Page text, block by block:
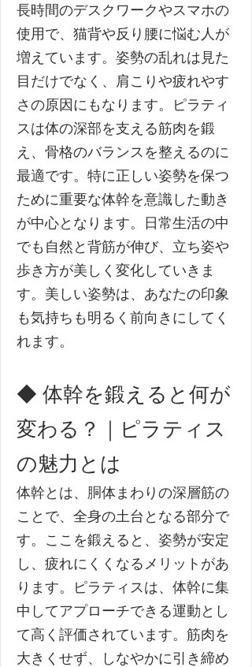
長時間のデスクワークやスマホの
使用で、猫背や反り腰に悩む人が
増えています。姿勢の乱れは見た
目だけでなく、肩こりや疲れやす
さの原因にもなります。ピラティ
スは体の深部を支える筋肉を鍛
え、骨格のバランスを整えるのに
最適です。特に正しい姿勢を保つ
ために重要な体幹を意識した動き
が中心となります。日常生活の中
でも自然と背筋が伸び、立ち姿や
歩き方が美しく変化していきま
す。美しい姿勢は、あなたの印象
も気持ちも明るく前向きにしてく
れます。
◆ 体幹を鍛えると何が
変わる？｜ピラティス
の魅力とは
体幹とは、胴体まわりの深層筋の
ことで、全身の土台となる部分で
す。ここを鍛えると、姿勢が安定
し、疲れにくくなるメリットがあ
ります。ピラティスは、体幹に集
中してアプローチできる運動とし
て高く評価されています。筋肉を
大きくせず、しなやかに引き締め